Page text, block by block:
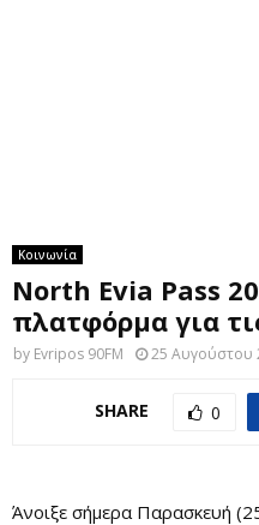
Κοινωνία
North Evia Pass
πλατφόρμα για
by Evripos 90FM 25 Αυγούστου
SHARE 0
Άνοιξε σήμερα Παρασκευή